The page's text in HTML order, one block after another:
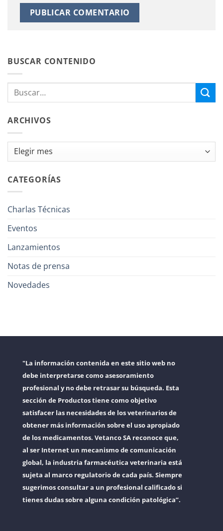
BUSCAR CONTENIDO
ARCHIVOS
Archivos
CATEGORÍAS
Charlas Técnicas
Eventos
Lanzamientos
Notas de prensa
Novedades
"La información contenida en este sitio web no
debe interpretarse como asesoramiento
profesional y no debe retrasar su búsqueda. Esta
sección de Productos tiene como objetivo
satisfacer las necesidades de los veterinarios de
obtener más información sobre el uso apropiado
de los medicamentos. Vetanco SA reconoce que,
al ser Internet un mecanismo de comunicación
global, la industria farmacéutica veterinaria está
sujeta al marco regulatorio de cada país. Siempre
sugerimos consultar a un profesional calificado si
tienes dudas sobre alguna condición patológica”.